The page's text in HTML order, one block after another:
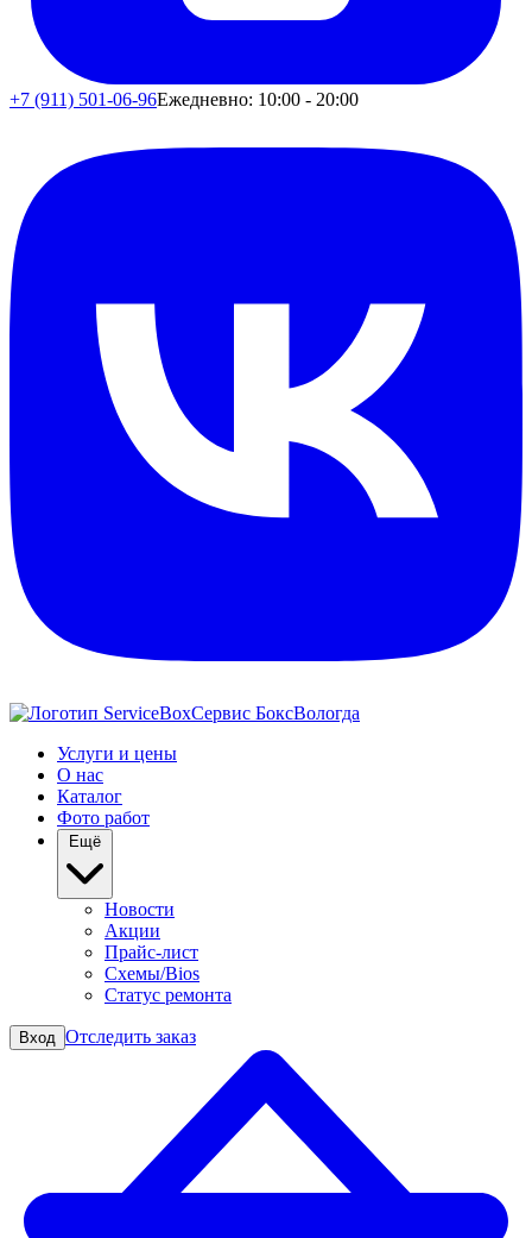
+7 (911) 501-06-96Ежедневно: 10:00 - 20:00
Сервис БоксВологда
Услуги и цены
О нас
Каталог
Фото работ
Новости
Акции
Прайс-лист
Схемы/Bios
Статус ремонта
Вход Отследить заказ